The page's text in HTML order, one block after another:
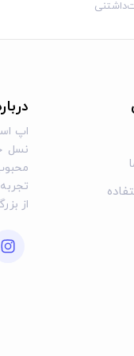
اپ
نسل
از